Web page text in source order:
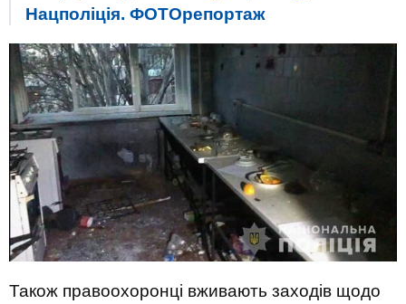
Нацполіція. ФОТОрепортаж
Також правоохоронці вживають заходів щодо